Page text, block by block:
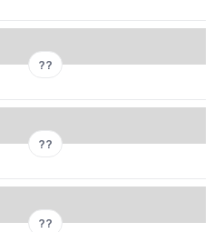
??
??
??